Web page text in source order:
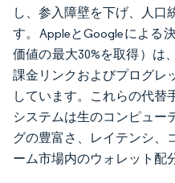
し、参入障壁を下げ、人口
す。AppleとGoogleによる
価値の最大30%を取得）は
課金リンクおよびプログレ
しています。これらの代替
システムは生のコンピュー
グの豊富さ、レイテンシ、
ーム市場内のウォレット配